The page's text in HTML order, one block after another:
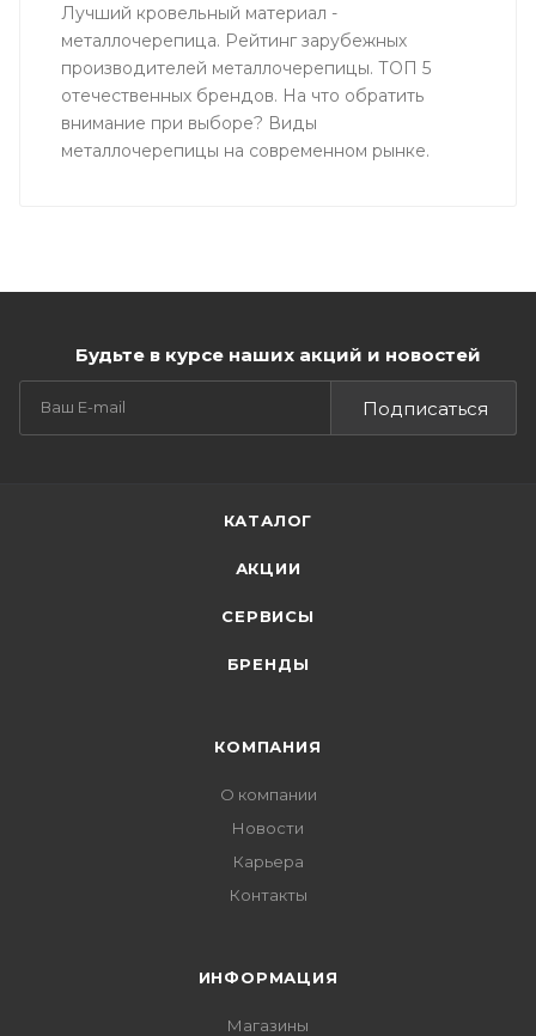
Лучший кровельный материал -
металлочерепица. Рейтинг зарубежных
производителей металлочерепицы. ТОП 5
отечественных брендов. На что обратить
внимание при выборе? Виды
металлочерепицы на современном рынке.
Будьте в курсе наших акций и новостей
Подписаться
КАТАЛОГ
АКЦИИ
СЕРВИСЫ
БРЕНДЫ
КОМПАНИЯ
О компании
Новости
Карьера
Контакты
ИНФОРМАЦИЯ
Магазины